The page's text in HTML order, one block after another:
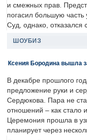
и смежных прав.
погасил большую
Суд, однако, отказался
ШОУБИЗ
Ксения Бородина вышла
В декабре прошлого
предложение руки и
Сердюкова. Пара не
отношений – как стало
Церемония прошла в
планирует через